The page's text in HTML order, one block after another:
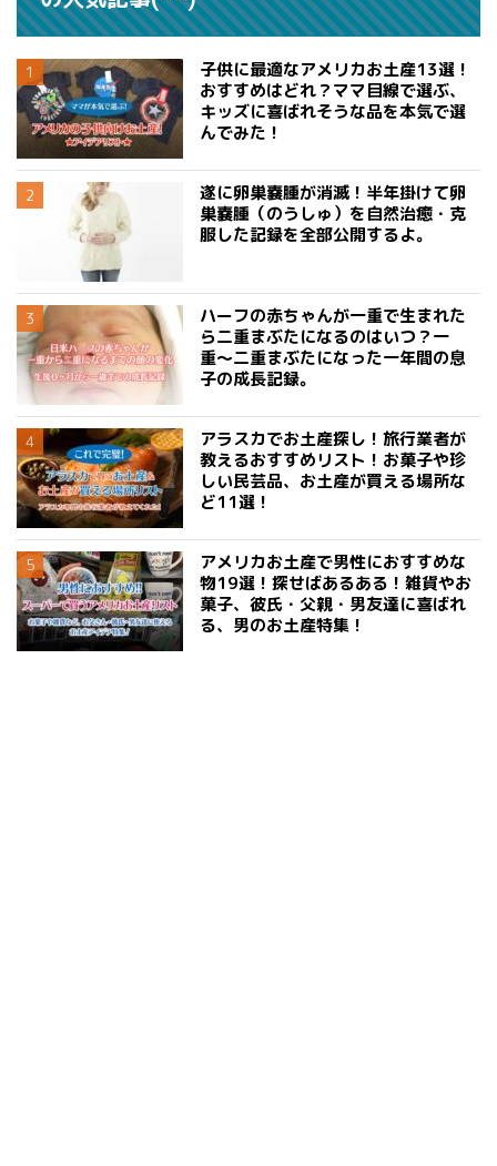
子供に最適なアメリカお土産13選！
おすすめはどれ？ママ目線で選ぶ、
キッズに喜ばれそうな品を本気で選
んでみた！
遂に卵巣嚢腫が消滅！半年掛けて卵
巣嚢腫（のうしゅ）を自然治癒・克
服した記録を全部公開するよ。
ハーフの赤ちゃんが一重で生まれた
ら二重まぶたになるのはいつ？一
重〜二重まぶたになった一年間の息
子の成長記録。
アラスカでお土産探し！旅行業者が
教えるおすすめリスト！お菓子や珍
しい民芸品、お土産が買える場所な
ど11選！
アメリカお土産で男性におすすめな
物19選！探せばあるある！雑貨やお
菓子、彼氏・父親・男友達に喜ばれ
る、男のお土産特集！